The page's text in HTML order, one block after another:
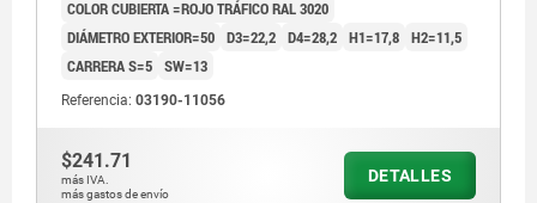
COLOR CUBIERTA =ROJO TRÁFICO RAL 3020
DIÁMETRO EXTERIOR=50 D3=22,2 D4=28,2 H1=17,8 H2=11,5
CARRERA S=5 SW=13
Referencia: 03190-11056
$241.71
más IVA.
más gastos de envío
DETALLES